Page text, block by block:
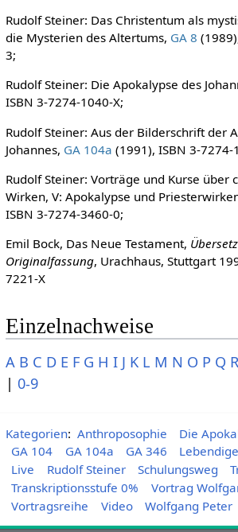
Rudolf Steiner: Das Christentum als
die Mysterien des Altertums, GA 8
3;
Rudolf Steiner: Die Apokalypse des
ISBN 3-7274-1040-X;
Rudolf Steiner: Aus der Bilderschrift der
Johannes, GA 104a (1991), ISBN 3-7274-
Rudolf Steiner: Vorträge und Kurse über
Wirken, V: Apokalypse und
ISBN 3-7274-3460-0;
Emil Bock, Das Neue Testament,
Originalfassung, Urachhaus, Stuttgart
7221-X
Einzelnachweise
A B C D E F G H I J K L M N O P Q R
| 0-9
Kategorien: Anthroposophie
Die
GA 104
GA 104a GA 346
Live
Rudolf Steiner Schulungsweg
Transkriptionsstufe 0%
Vortrag
Vortragsreihe
Video Wolfgang Peter